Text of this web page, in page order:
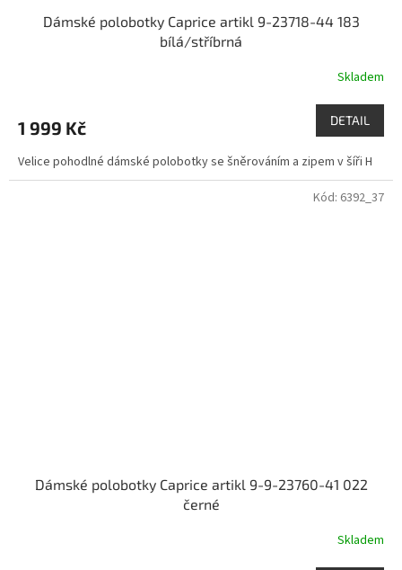
Dámské polobotky Caprice artikl 9-23718-44 183
bílá/stříbrná
Skladem
1 999 Kč DETAIL
Velice pohodlné dámské polobotky se šněrováním a zipem v šíři H
Dámské polobotky Caprice artikl 9-9-23760-41 022
černé
Skladem
Kód: 6392_37